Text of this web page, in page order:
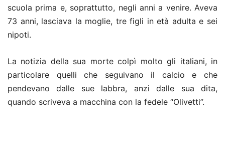
scuola prima e, soprattutto, negli anni a venire. Aveva
73 anni, lasciava la moglie, tre figli in età adulta e sei
nipoti.
La notizia della sua morte colpì molto gli italiani, in
particolare quelli che seguivano il calcio e che
pendevano dalle sue labbra, anzi dalle sua dita,
quando scriveva a macchina con la fedele “Olivetti”.